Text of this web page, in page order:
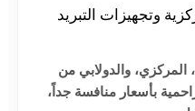
وتجهيزات التبريد
والدولابي من
بأسعار منافسة جداً،